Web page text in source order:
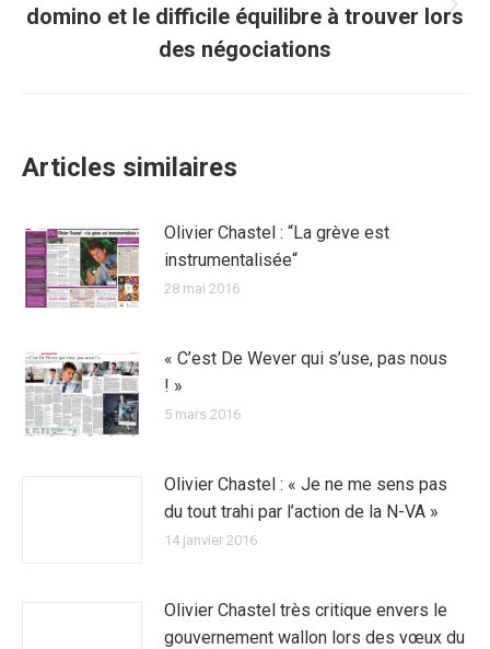
Article
suivant
domino et le difficile équilibre à trouver lors
des négociations
Articles similaires
Olivier Chastel : “La grève est
instrumentalisée“
28 mai 2016
« C’est De Wever qui s’use, pas nous
! »
5 mars 2016
Olivier Chastel : « Je ne me sens pas
du tout trahi par l’action de la N-VA »
14 janvier 2016
Olivier Chastel très critique envers le
gouvernement wallon lors des vœux du